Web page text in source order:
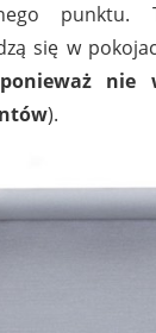
punktu.
się w
nie
).